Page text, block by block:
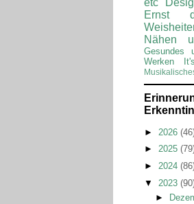
etc
Ernst
Nähen
Gesundes
Werken
► 2026
► 2025
► 2024
▼ 2023
►